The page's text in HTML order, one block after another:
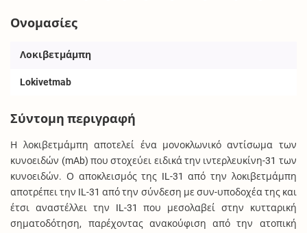
Ονομασίες
Λοκιβετμάμπη
Lokivetmab
Σύντομη περιγραφή
Η λοκιβετμάμπη αποτελεί ένα μονοκλωνικό αντίσωμα των
κυνοειδών (mAb) που στοχεύει ειδικά την ιντερλευκίνη-31 των
κυνοειδών. Ο αποκλεισμός της IL-31 από την λοκιβετμάμπη
αποτρέπει την IL-31 από την σύνδεση με συν-υποδοχέα της και
έτσι αναστέλλει την IL-31 που μεσολαβεί στην κυτταρική
σηματοδότηση, παρέχοντας ανακούφιση από την ατοπική